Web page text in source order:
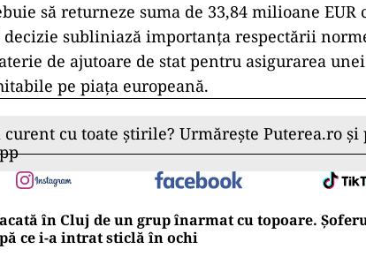
să returneze suma de 33,84 milioane EUR
decizie subliniază importanța respectării
de ajutoare de stat pentru asigurarea unei
pe piața europeană.
cu toate știrile? Urmărește Puterea.ro și
în Cluj de un grup înarmat cu topoare.
ce i-a intrat sticlă în ochi